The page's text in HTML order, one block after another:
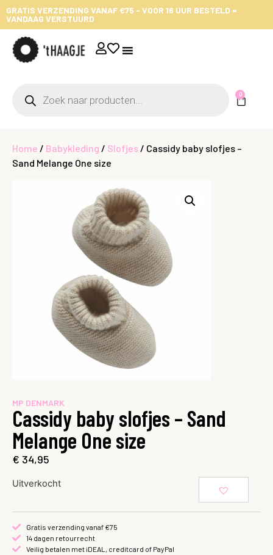
GRATIS VERZENDING VANAF €75 - VOOR 16 UUR BESTELD =
VANDAAG VERSTUURD
0
Home / Babykleding / Slofjes / Cassidy baby slofjes –
Sand Melange One size
MP DENMARK
Cassidy baby slofjes – Sand
Melange One size
€ 34,95
Uitverkocht
Gratis verzending vanaf €75
14 dagen retourrecht
Veilig betalen met iDEAL, creditcard of PayPal